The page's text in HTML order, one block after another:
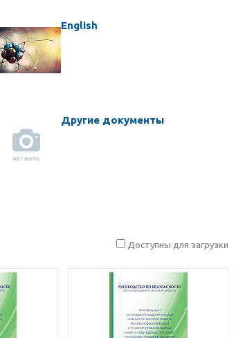
English
Другие документы
Доступны для загрузки